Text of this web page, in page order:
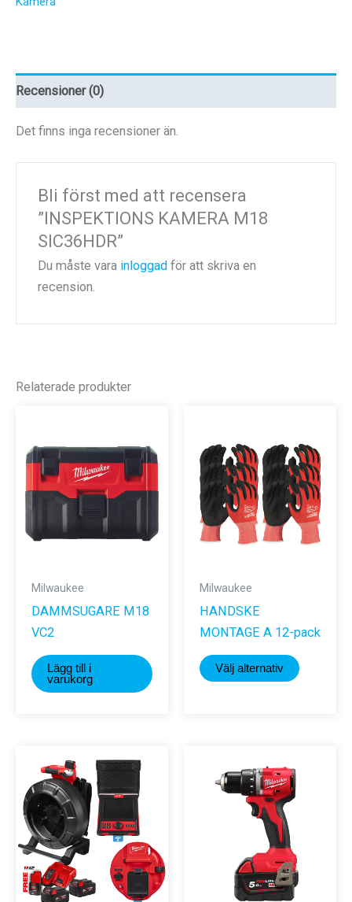
Recensioner (0)
Det finns inga recensioner än.
Bli först med att recensera
”INSPEKTIONS KAMERA M18
SIC36HDR”
Du måste vara inloggad för att skriva en
recension.
Relaterade produkter
Milwaukee
DAMMSUGARE M18
VC2
Lägg till i
varukorg
Milwaukee
HANDSKE
MONTAGE A 12-pack
Välj alternativ
Den
väljas